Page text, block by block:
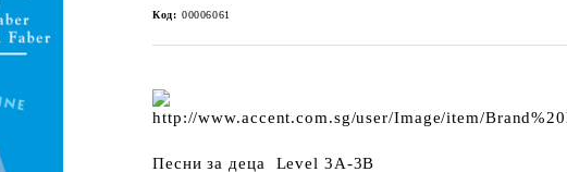
Код: 00006061
Песни за деца Level 3A-3B